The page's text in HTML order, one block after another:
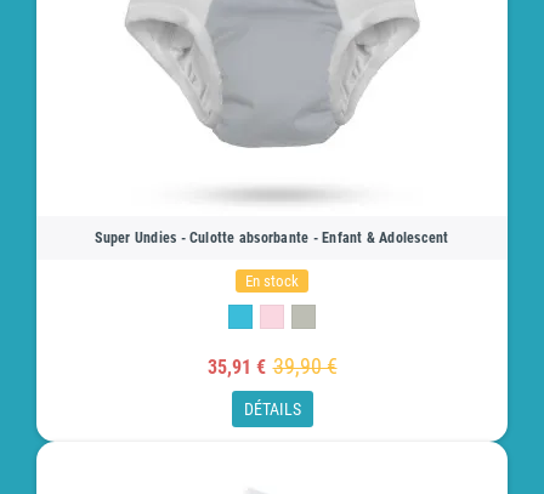
Super Undies - Culotte absorbante - Enfant & Adolescent
En stock
35,91 € 39,90 €
DÉTAILS